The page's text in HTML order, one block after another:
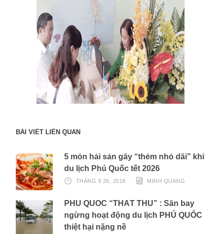
BÀI VIẾT LIÊN QUAN
5 món hải sản gây “thèm nhỏ dãi” khi
du lịch Phú Quốc tết 2026
THÁNG 9 26, 2018 MINH QUANG
PHÚ QUỐC “THẤT THỦ” : Sân bay
ngừng hoạt động du lịch PHÚ QUỐC
thiệt hại nặng nề